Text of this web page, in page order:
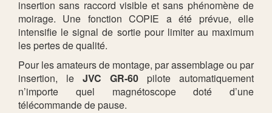
insertion sans raccord visible et sans phénomène de
moirage. Une fonction COPIE a été prévue, elle
intensifie le signal de sortie pour limiter au maximum
les pertes de qualité.
Pour les amateurs de montage, par assemblage ou par
insertion, le JVC GR-60 pilote automatiquement
n’importe quel magnétoscope doté d’une
télécommande de pause.